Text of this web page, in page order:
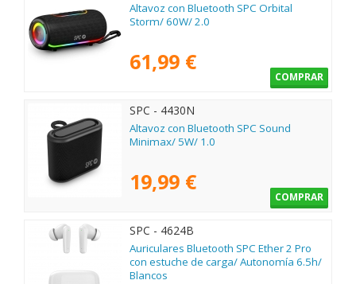
Altavoz con Bluetooth SPC Orbital
Storm/ 60W/ 2.0
61,99 €
COMPRAR
SPC - 4430N
Altavoz con Bluetooth SPC Sound
Minimax/ 5W/ 1.0
19,99 €
COMPRAR
SPC - 4624B
Auriculares Bluetooth SPC Ether 2 Pro
con estuche de carga/ Autonomía 6.5h/
Blancos